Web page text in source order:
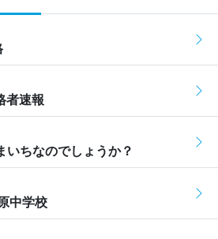
者速報
いちなのでしょうか？
中学校